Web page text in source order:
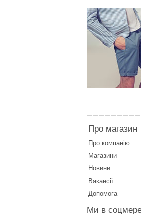
Про магазин
Про компанію
Магазини
Новини
Вакансії
Допомога
Ми в